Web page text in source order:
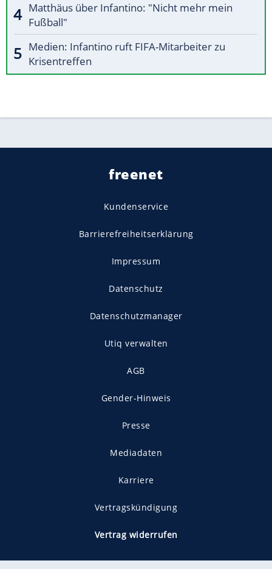
Matthäus über Infantino: "Nicht mehr mein
Fußball"
Medien: Infantino ruft FIFA-Mitarbeiter zu
Krisentreffen
freenet
Kundenservice
Barrierefreiheitserklärung
Impressum
Datenschutz
Datenschutzmanager
Utiq verwalten
AGB
Gender-Hinweis
Presse
Mediadaten
Karriere
Vertragskündigung
Vertrag widerrufen